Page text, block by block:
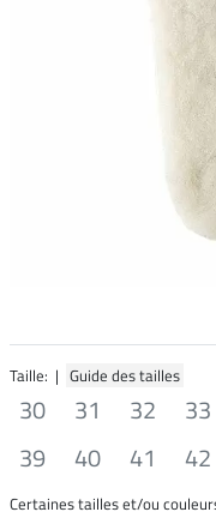
Taille: | Guide des tailles
30 31 32 33
39
40 41 42
Certaines tailles et/ou